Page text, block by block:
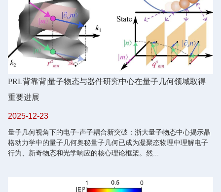
PRL背靠背|量子物态与器件研究中心在量子几何领域取得
重要进展
2025-12-23
量子几何视角下的电子-声子耦合新突破：浙大量子物态中心揭示晶
格动力学中的量子几何奥秘量子几何已成为凝聚态物理中理解电子
行为、新奇物态和光学响应的核心理论框架。然...